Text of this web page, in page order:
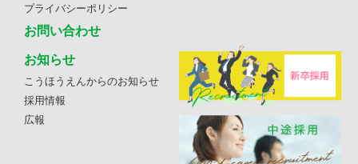
プライバシーポリシー
お問い合わせ
お知らせ
こうほうえんからのお知らせ
採用情報
広報